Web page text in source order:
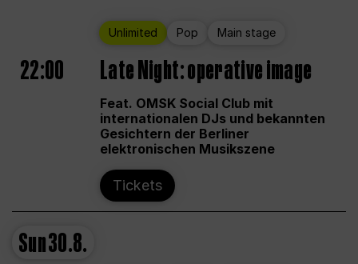
Unlimited Pop Main stage
22:00 Late Night: operative image
Feat. OMSK Social Club mit
internationalen DJs und bekannten
Gesichtern der Berliner
elektronischen Musikszene
Tickets
Sun30.8.